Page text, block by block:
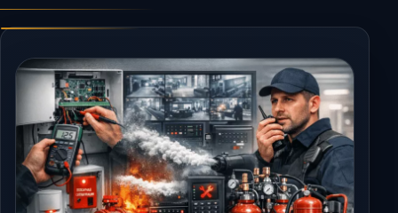
Назрань
Новороссийск
Пятигорск
Ростов-на-Дону
Севастополь
Симферополь
Сочи